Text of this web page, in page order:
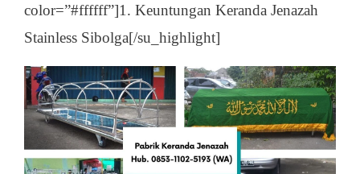
color=”#ffffff”]1. Keuntungan Keranda Jenazah
Stainless Sibolga[/su_highlight]